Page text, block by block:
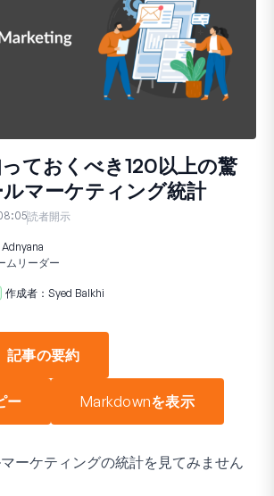
ておくべき120以上の驚
マーケティング統計
読者開示
ムリーダー
作成者： Syed Balkhi
記事の要約
ー Markdownを表示
ーケティングの統計を見てみません